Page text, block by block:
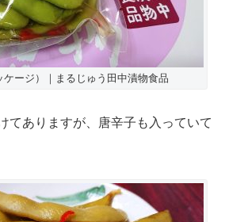
ケージ）｜まるじゅう田中漬物食品
てありますが、唐辛子も入っていて